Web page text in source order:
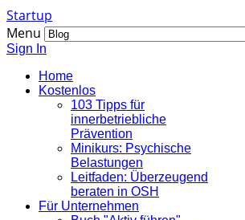
Startup
Menu
Sign In
Home
Kostenlos
103 Tipps für
innerbetriebliche
Prävention
Minikurs: Psychische
Belastungen
Leitfaden: Überzeugend
beraten in OSH
Für Unternehmen